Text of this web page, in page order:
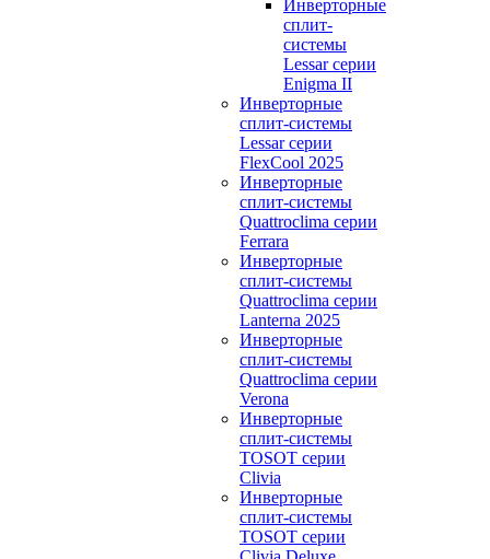
Инверторные
сплит-
системы
Lessar серии
Enigma II
Инверторные
сплит-системы
Lessar серии
FlexCool 2025
Инверторные
сплит-системы
Quattroclima серии
Ferrara
Инверторные
сплит-системы
Quattroclima серии
Lanterna 2025
Инверторные
сплит-системы
Quattroclima серии
Verona
Инверторные
сплит-системы
TOSOT серии
Clivia
Инверторные
сплит-системы
TOSOT серии